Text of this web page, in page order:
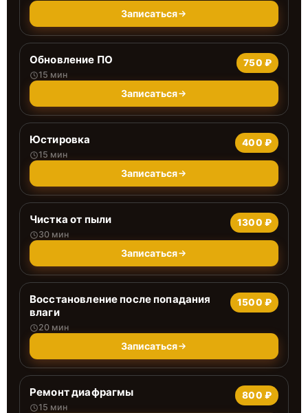
Записаться
Обновление ПО
15 мин
750 ₽
Записаться
Юстировка
15 мин
400 ₽
Записаться
Чистка от пыли
30 мин
1300 ₽
Записаться
Восстановление после попадания
влаги
20 мин
1500 ₽
Записаться
Ремонт диафрагмы
15 мин
800 ₽